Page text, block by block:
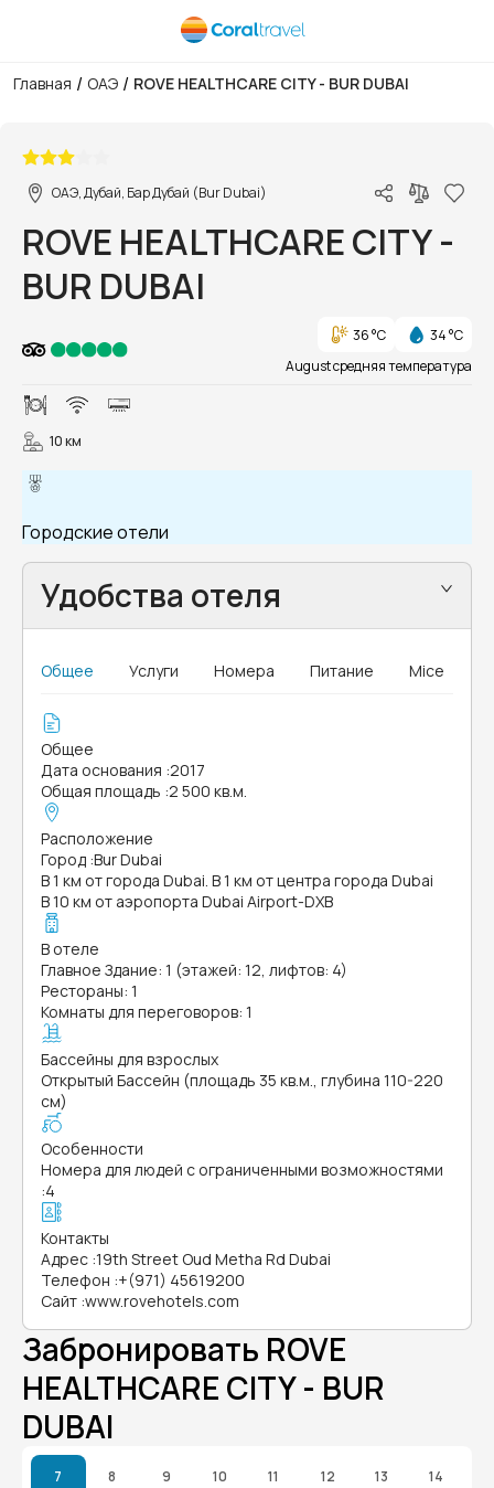
Главная / ОАЭ / ROVE HEALTHCARE CITY - BUR DUBAI
ОАЭ, Дубай, Бар Дубай (Bur Dubai)
ROVE HEALTHCARE CITY -
BUR DUBAI
36 °C
34 °C
August средняя температура
10 км
Городские отели
Удобства отеля
Общее Услуги Номера Питание Mice
Общее
Дата основания :2017
Общая площадь :2 500 кв.м.
Расположение
Город :Bur Dubai
В 1 км от города Dubai. В 1 км от центра города Dubai
В 10 км от аэропорта Dubai Airport-DXB
В отеле
Главное Здание: 1 (этажей: 12, лифтов: 4)
Рестораны: 1
Комнаты для переговоров: 1
Бассейны для взрослых
Открытый Бассейн (площадь 35 кв.м., глубина 110-220
см)
Особенности
Номера для людей с ограниченными возможностями
:4
Контакты
Адрес :19th Street Oud Metha Rd Dubai
Телефон :+(971) 45619200
Сайт :www.rovehotels.com
Забронировать ROVE
HEALTHCARE CITY - BUR
DUBAI
7 8 9 10 11 12 13 14